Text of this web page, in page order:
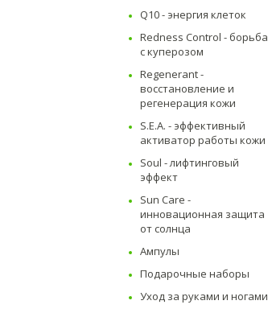
Q10 - энергия клеток
Redness Control - борьба
с куперозом
Regenerant -
восстановление и
регенерация кожи
S.E.A. - эффективный
активатор работы кожи
Soul - лифтинговый
эффект
Sun Care -
инновационная защита
от солнца
Ампулы
Подарочные наборы
Уход за руками и ногами